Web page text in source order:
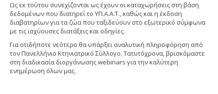
Ως εκ τούτου συνεχίζονται ως έχουν οι καταχωρήσεις στη βάση
δεδομένων που διατηρεί το ΥΠ.Α.Α.Τ., καθώς και η έκδοση
διαβατηρίων για τα ζώα που ταξιδεύουν στο εξωτερικό σύμφωνα
με τις ισχύουσες διατάξεις και οδηγίες.
Για οτιδήποτε νεότερο θα υπάρξει αναλυτική πληροφόρηση από
τον Πανελλήνιο Κτηνιατρικό Σύλλογο. Τατυτόχρονα, βρισκόμαστε
στη διαδικασία διοργάνωσης webinars για την καλύτερη
ενημέρωση όλων μας.